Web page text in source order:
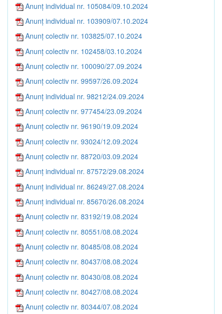
Anunț individual nr. 105084/09.10.2024
Anunț individual nr. 103909/07.10.2024
Anunț colectiv nr. 103825/07.10.2024
Anunț colectiv nr. 102458/03.10.2024
Anunț colectiv nr. 100090/27.09.2024
Anunț colectiv nr. 99597/26.09.2024
Anunț individual nr. 98212/24.09.2024
Anunț colectiv nr. 977454/23.09.2024
Anunț colectiv nr. 96190/19.09.2024
Anunț colectiv nr. 93024/12.09.2024
Anunț colectiv nr. 88720/03.09.2024
Anunț individual nr. 87572/29.08.2024
Anunț individual nr. 86249/27.08.2024
Anunț individual nr. 85670/26.08.2024
Anunț colectiv nr. 83192/19.08.2024
Anunț colectiv nr. 80551/08.08.2024
Anunț colectiv nr. 80485/08.08.2024
Anunț colectiv nr. 80437/08.08.2024
Anunț colectiv nr. 80430/08.08.2024
Anunț colectiv nr. 80427/08.08.2024
Anunț colectiv nr. 80344/07.08.2024